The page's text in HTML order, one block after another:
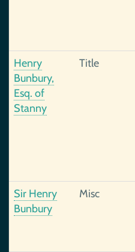
Henry
Bunbury,
Esq. of
Stanny
Title
Sir Henry
Bunbury
Misc